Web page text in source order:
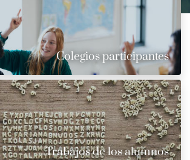
Colegios participantes
Trabajos de los alumnos